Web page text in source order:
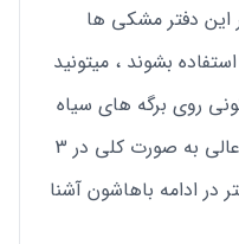
این دفتر مشکی ها
بشوند ، میتونید
روی برگه های سیاه
این دفتر ایجاد کنید . دفتر های ذعالی به صورت کلی در 3
در ادامه باهاشون آشنا